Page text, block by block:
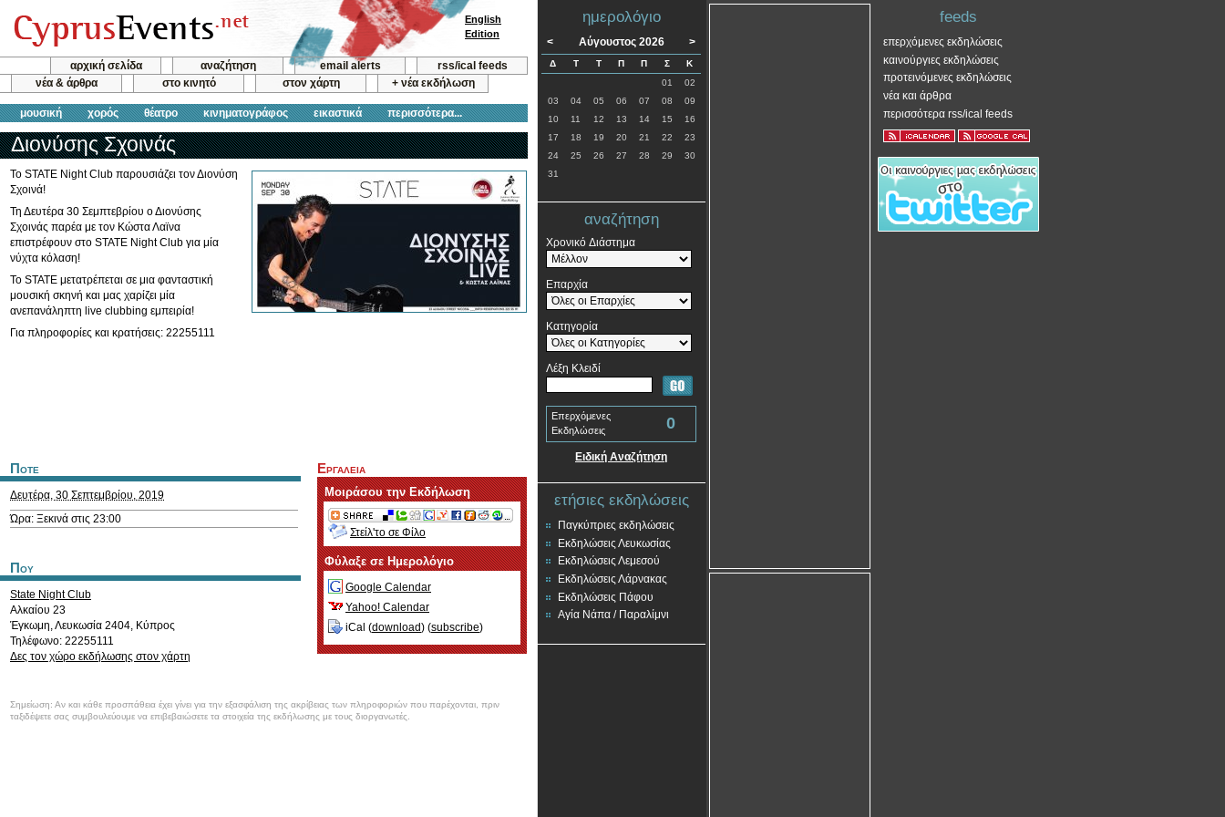
αρχική σελίδα αναζήτηση email alerts
rss/ical feeds
νέα & άρθρα
στο κινητό στον χάρτη + νέα εκδήλωση
μουσική χορός θέατρο κινηματογράφος εικαστικά περισσότερα...
English
Edition
Διονύσης Σχοινάς
Το STATE Night Club παρουσιάζει τον Διονύση
Σχοινά!
Τη Δευτέρα 30 Σεμπτεβρίου ο Διονύσης
Σχοινάς παρέα με τον Κώστα Λαϊνα
επιστρέφουν στο STATE Night Club για μία
νύχτα κόλαση!
Το STATE μετατρέπεται σε μια φανταστική
μουσική σκηνή και μας χαρίζει μία
ανεπανάληπτη live clubbing εμπειρία!
Για πληροφορίες και κρατήσεις: 22255111
Ποτε
Δευτέρα, 30 Σεπτεμβρίου, 2019
Ώρα: Ξεκινά στις 23:00
Που
State Night Club
Αλκαίου 23
Έγκωμη,Λευκωσία 2404, Κύπρος
Τηλέφωνο: 22255111
Δες τον χώρο εκδήλωσης στον χάρτη
Εργαλεια
Μοιράσου την Εκδήλωση
Στείλ'το σε Φίλο
Φύλαξε σε Ημερολόγιο
Google Calendar
Yahoo! Calendar
iCal (download) (subscribe)
Σημείωση: Αν και κάθε προσπάθεια έχει γίνει για την εξασφάλιση της ακρίβειας των πληροφοριών που παρέχονται, πριν
ταξιδέψετε σας συμβουλεύουμε να επιβεβαιώσετε τα στοιχεία της εκδήλωσης με τους διοργανωτές.
ημερολόγιο
< Αύγουστος 2026 >
Δ Τ Τ Π Π Σ
Κ
01
02
03
04 05 06 07 08
09
10
11 12 13 14 15
16
17
18 19 20 21 22
23
24
25 26 27 28 29
30
31
αναζήτηση
Χρονικό Διάστημα
Επαρχία
Κατηγορία
Λέξη Κλειδί
Επερχόμενες
Εκδηλώσεις
0
Ειδική Αναζήτηση
ετήσιες εκδηλώσεις
Παγκύπριες εκδηλώσεις
Εκδηλώσεις Λευκωσίας
Εκδηλώσεις Λεμεσού
Εκδηλώσεις Λάρνακας
Εκδηλώσεις Πάφου
Αγία Νάπα / Παραλίμνι
feeds
επερχόμενες εκδηλώσεις
καινούργιες εκδηλώσεις
προτεινόμενες εκδηλώσεις
νέα και άρθρα
περισσότερα rss/ical feeds